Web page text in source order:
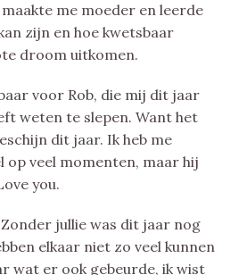
me moeder en leerde
zijn en hoe kwetsbaar
droom uitkomen.
voor Rob, die mij dit jaar
weten te slepen. Want het
dit jaar. Ik heb me
op veel momenten, maar hij
you.
jullie was dit jaar nog
elkaar niet zo veel kunnen
wat er ook gebeurde, ik wist